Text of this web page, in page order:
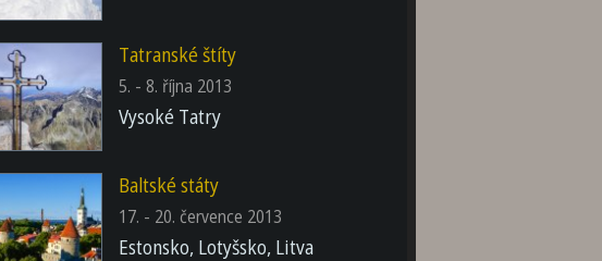
Tatranské štíty
5. - 8. října 2013
Vysoké Tatry
Baltské státy
17. - 20. července 2013
Estonsko, Lotyšsko, Litva